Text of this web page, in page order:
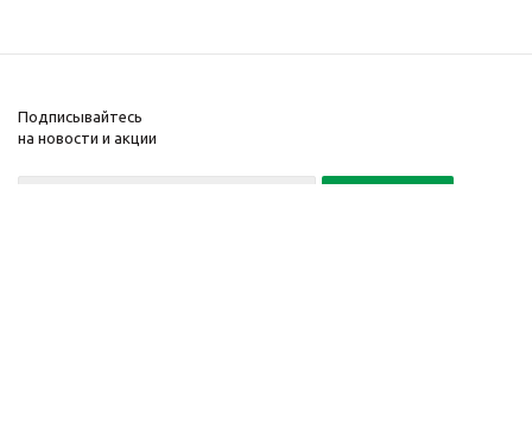
Подписывайтесь
на новости и акции